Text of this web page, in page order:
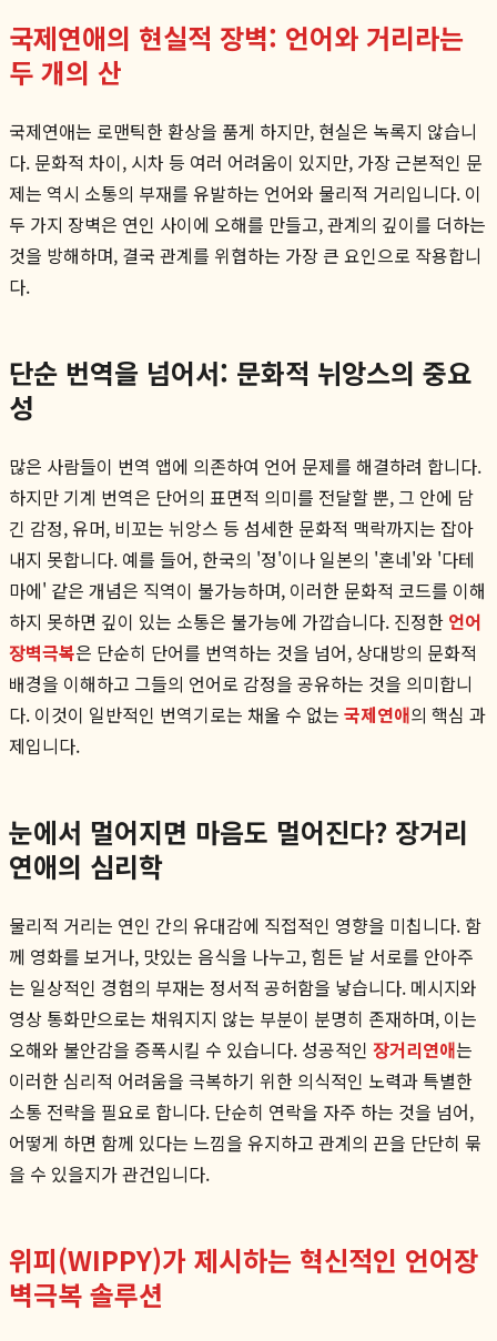
국제연애의 현실적 장벽: 언어와 거리라는
두 개의 산
국제연애는 로맨틱한 환상을 품게 하지만, 현실은 녹록지 않습니
다. 문화적 차이, 시차 등 여러 어려움이 있지만, 가장 근본적인 문
제는 역시 소통의 부재를 유발하는 언어와 물리적 거리입니다. 이
두 가지 장벽은 연인 사이에 오해를 만들고, 관계의 깊이를 더하는
것을 방해하며, 결국 관계를 위협하는 가장 큰 요인으로 작용합니
다.
단순 번역을 넘어서: 문화적 뉘앙스의 중요
성
많은 사람들이 번역 앱에 의존하여 언어 문제를 해결하려 합니다.
하지만 기계 번역은 단어의 표면적 의미를 전달할 뿐, 그 안에 담
긴 감정, 유머, 비꼬는 뉘앙스 등 섬세한 문화적 맥락까지는 잡아
내지 못합니다. 예를 들어, 한국의 '정'이나 일본의 '혼네'와 '다테
마에' 같은 개념은 직역이 불가능하며, 이러한 문화적 코드를 이해
하지 못하면 깊이 있는 소통은 불가능에 가깝습니다. 진정한 언어
장벽극복은 단순히 단어를 번역하는 것을 넘어, 상대방의 문화적
배경을 이해하고 그들의 언어로 감정을 공유하는 것을 의미합니
다. 이것이 일반적인 번역기로는 채울 수 없는 국제연애의 핵심 과
제입니다.
눈에서 멀어지면 마음도 멀어진다? 장거리
연애의 심리학
물리적 거리는 연인 간의 유대감에 직접적인 영향을 미칩니다. 함
께 영화를 보거나, 맛있는 음식을 나누고, 힘든 날 서로를 안아주
는 일상적인 경험의 부재는 정서적 공허함을 낳습니다. 메시지와
영상 통화만으로는 채워지지 않는 부분이 분명히 존재하며, 이는
오해와 불안감을 증폭시킬 수 있습니다. 성공적인 장거리연애는
이러한 심리적 어려움을 극복하기 위한 의식적인 노력과 특별한
소통 전략을 필요로 합니다. 단순히 연락을 자주 하는 것을 넘어,
어떻게 하면 함께 있다는 느낌을 유지하고 관계의 끈을 단단히 묶
을 수 있을지가 관건입니다.
위피(WIPPY)가 제시하는 혁신적인 언어장
벽극복 솔루션